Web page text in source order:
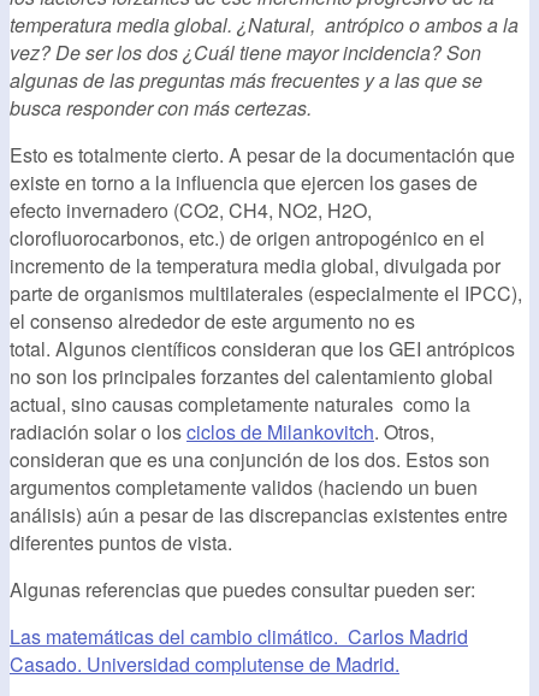
temperatura media global. ¿Natural, antrópico o ambos a la
vez? De ser los dos ¿Cuál tiene mayor incidencia? Son
algunas de las preguntas más frecuentes y a las que se
busca responder con más certezas.
Esto es totalmente cierto. A pesar de la documentación que
existe en torno a la influencia que ejercen los gases de
efecto invernadero (CO2, CH4, NO2, H2O,
clorofluorocarbonos, etc.) de origen antropogénico en el
incremento de la temperatura media global, divulgada por
parte de organismos multilaterales (especialmente el IPCC),
el consenso alrededor de este argumento no es
total. Algunos científicos consideran que los GEI antrópicos
no son los principales forzantes del calentamiento global
actual, sino causas completamente naturales como la
radiación solar o losciclos de Milankovitch. Otros,
consideran que es una conjunción de los dos. Estos son
argumentos completamente validos (haciendo un buen
análisis) aún a pesar de las discrepancias existentes entre
diferentes puntos de vista.
Algunas referencias que puedes consultar pueden ser:
Las matemáticas del cambio climático. Carlos Madrid
Casado. Universidad complutense de Madrid.